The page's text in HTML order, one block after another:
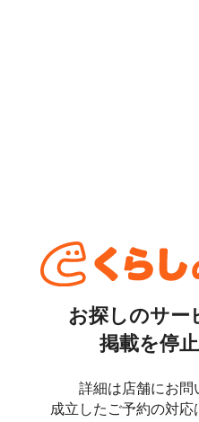
お探しのサー
掲載を停
詳細は店舗にお問
成立したご予約の対応